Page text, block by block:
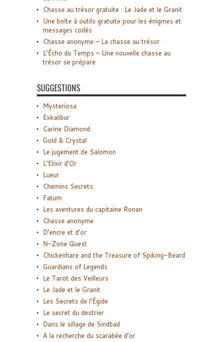
Chasse au trésor gratuite : Le Jade et le Granit
Une boîte à outils gratuite pour les énigmes et
messages codés
Chasse anonyme – La chasse au trésor
L’Écho du Temps – Une nouvelle chasse au
trésor se prépare
SUGGESTIONS
Mysteriosa
Exkalibur
Carine Diamond
Gold & Crystal
Le jugement de Salomon
L’Elixir d’Or
Lueur
Chemins Secrets
Fatum
Les aventures du capitaine Ronan
Chasse anonyme
D’encre et d’or
N-Zone Quest
Chickenhare and the Treasure of Spiking-Beard
Guardians of Legends
Le Tarot des Veilleurs
Le Jade et le Granit
Les Secrets de l’Égide
Le secret du destrier
Dans le sillage de Sindbad
A la recherche du scarabée d’or